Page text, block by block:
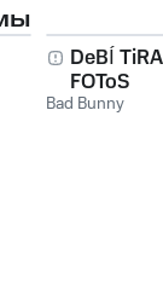
DeBÍ
FOToS
Bad Bunny